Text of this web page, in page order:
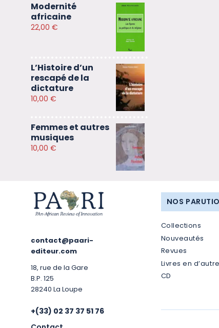
Modernité
africaine
22,00 €
L’Histoire d’un
rescapé de la
dictature
10,00 €
Femmes et autres
musiques
10,00 €
contact@paari-
editeur.com
18, rue de la Gare
B.P. 125
28240 La Loupe
+(33) 02 37 37 51 76
NOS
Collections
Nouveautés
Revues
Livres en
CD